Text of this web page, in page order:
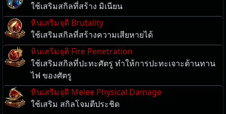
ใช้เสริมสกิลที่สร้าง มิเนียน
หินเสริมจุติ Brutality
ใช้เสริมสกิลที่สร้างความเสียหายได้
หินเสริมจุติ Fire Penetration
ใช้เสริมสกิลที่ปะทะศัตรู ทำให้การปะทะเจาะต้านทาน
ไฟ ของศัตรู
หินเสริมจุติ Melee Physical Damage
ใช้เสริม สกิลโจมตีประชิด